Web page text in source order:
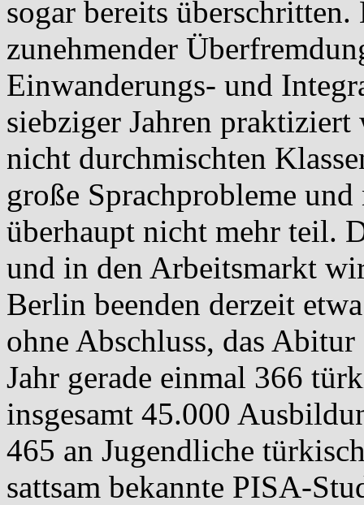
sogar bereits
zunehmender
Einwanderungs- und
siebziger Jahren
nicht durchmischten
große Sprachprobleme
überhaupt nicht mehr teil.
und in den Arbeitsmarkt
Berlin beenden derzeit
ohne Abschluss, das
Jahr gerade einmal 366
insgesamt 45.000
465 an Jugendliche
sattsam bekannte PISA-